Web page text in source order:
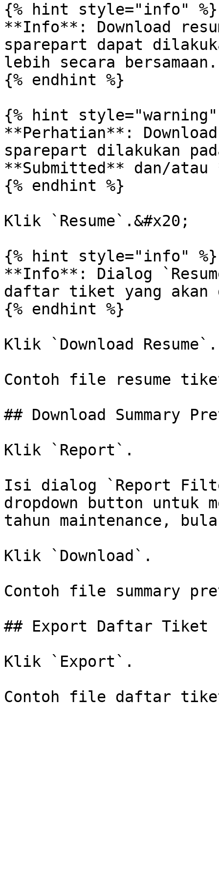
{% hint style="info" %}
**Info**: Download
sparepart dapat
lebih secara bersamaan.
{% endhint %}
{% hint style="warning"
**Perhatian**:
sparepart dilakukan
**Submitted** dan/atau
{% endhint %}
Klik `Resume`.&#x20;
{% hint style="info" %}
**Info**: Dialog
daftar tiket yang akan
{% endhint %}
Klik `Download Resume`.
Contoh file resume
## Download Summary
Klik `Report`.
Isi dialog `Report
dropdown button untuk
tahun maintenance,
Klik `Download`.
Contoh file summary
## Export Daftar Tiket
Klik `Export`.